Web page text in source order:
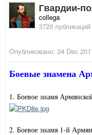
Гвардии-
collega
3720 публикаций
Опубликовано: 24 Dec
Боевые знамена
1. Боевое знамя
2. Боевое знамя 1-й